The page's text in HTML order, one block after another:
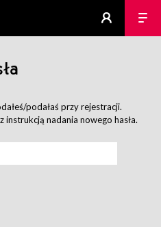
podałaś przy rejestracji.
instrukcją nadania nowego hasła.